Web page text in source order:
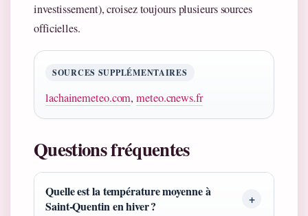
investissement), croisez toujours plusieurs sources
officielles.
SOURCES SUPPLÉMENTAIRES
lachainemeteo.com,meteo.cnews.fr
Questions fréquentes
Quelle est la température moyenne à
Saint‑Quentin en hiver ?